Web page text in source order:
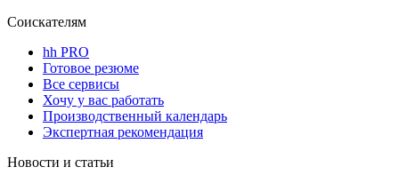
Соискателям
hh PRO
Готовое резюме
Все сервисы
Хочу у вас работать
Производственный календарь
Экспертная рекомендация
Новости и статьи